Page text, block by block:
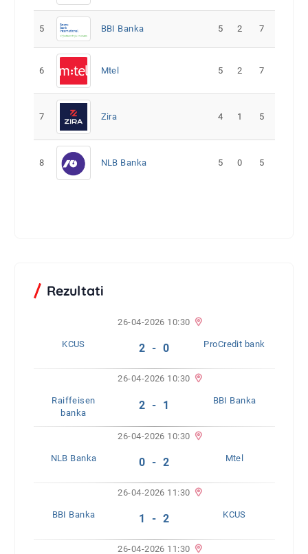
5 BBI Banka 5 2 7
6 Mtel 5 2 7
7 Zira 4 1 5
8 NLB Banka 5 0 5
Rezultati
26-04-2026 10:30
KCUS 2 - 0 ProCredit bank
26-04-2026 10:30
Raiffeisen
banka
2 - 1 BBI Banka
26-04-2026 10:30
NLB Banka 0 - 2 Mtel
26-04-2026 11:30
BBI Banka 1 - 2 KCUS
26-04-2026 11:30